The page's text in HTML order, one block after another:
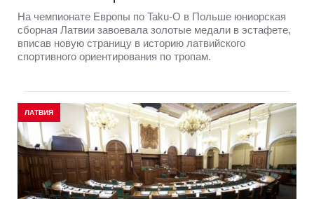
На чемпионате Европы по Taku-O в Польше юниорская
сборная Латвии завоевала золотые медали в эстафете,
вписав новую страницу в историю латвийского
спортивного ориентирования по тропам.
ЛАТВИЯ